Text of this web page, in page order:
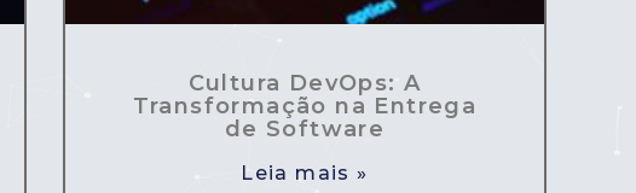
Cultura DevOps: A
Transformação na Entrega
de Software
Leia mais »